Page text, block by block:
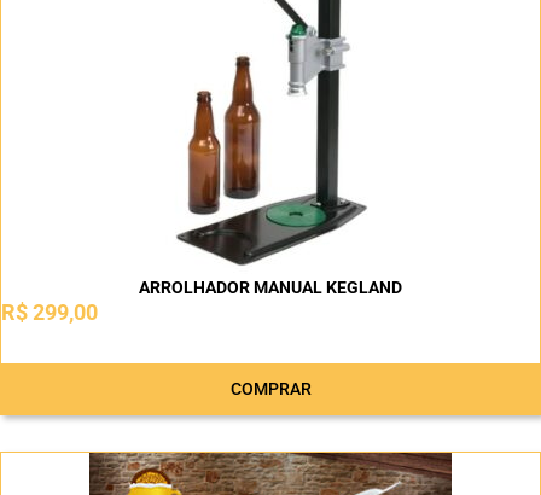
ARROLHADOR MANUAL KEGLAND
R$299,00
COMPRAR